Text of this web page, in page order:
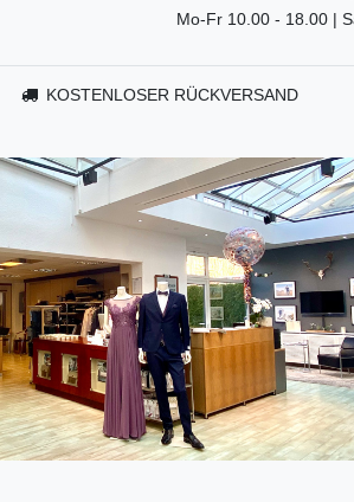
Mo-Fr 10.00 - 18.00 |
KOSTENLOSER RÜCKVERSAND